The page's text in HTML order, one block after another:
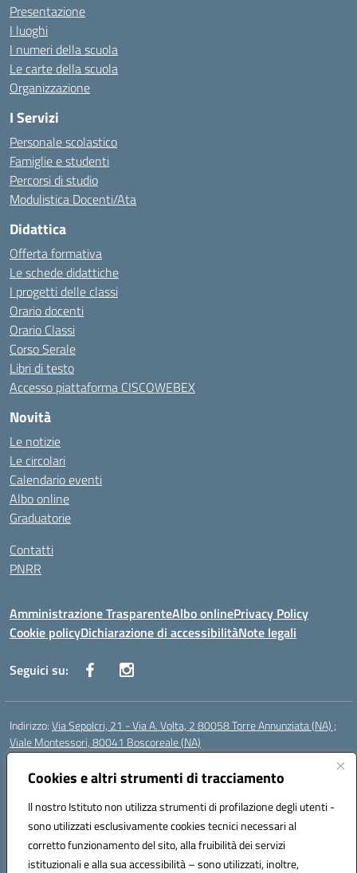
Cookies e altri strumenti di tracciamento
Il nostro Istituto non utilizza strumenti di profilazione degli utenti -
sono utilizzati esclusivamente cookies tecnici necessari al
corretto funzionamento del sito, alla fruibilità dei servizi
istituzionali e alla sua accessibilità – sono utilizzati, inoltre,
Presentazione
I luoghi
I numeri della scuola
Le carte della scuola
Organizzazione
I Servizi
Personale scolastico
Famiglie e studenti
Percorsi di studio
Modulistica Docenti/Ata
Didattica
Offerta formativa
Le schede didattiche
I progetti delle classi
Orario docenti
Orario Classi
Corso Serale
Libri di testo
Accesso piattaforma CISCOWEBEX
Novità
Le notizie
Le circolari
Calendario eventi
Albo online
Graduatorie
Contatti
PNRR
Amministrazione TrasparenteAlbo onlinePrivacy Policy
Cookie policyDichiarazione di accessibilitàNote legali
Seguici su:
Indirizzo:Via Sepolcri, 21 - Via A. Volta, 2 80058 Torre Annunziata (NA) ;
Viale Montessori, 80041 Boscoreale (NA)
Centralino:
Posta elettronica certificata (PEC):nais04100b@pec.istruzione.it
Codice fiscale: 82008750638
Codice meccanografico:NAIS04100B
Codice Indice delle Pubbliche Amministrazioni (IPA): istsc_nais04100b
Codice unico di fatturazione (CUF): UFELOU